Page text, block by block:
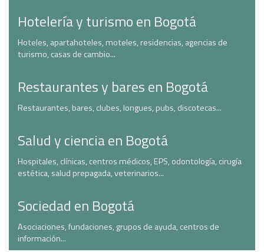
Hotelería y turismo en Bogotá
Hoteles, apartahoteles, moteles, residencias, agencias de
turismo, casas de cambio...
Restaurantes y bares en Bogotá
Restaurantes, bares, clubes, longues, pubs, discotecas...
Salud y ciencia en Bogotá
Hospitales, clínicas, centros médicos, EPS, odontología, cirugía
estética, salud prepagada, veterinarios...
Sociedad en Bogotá
Asociaciones, fundaciones, grupos de ayuda, centros de
información...